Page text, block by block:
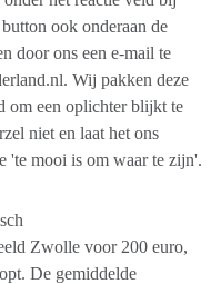
ook onderaan de
door ons een e-mail te
Wij pakken deze
om een oplichter blijkt te
niet en laat het ons
'te mooi is om waar te zijn'.
Zwolle voor 200 euro,
De gemiddelde